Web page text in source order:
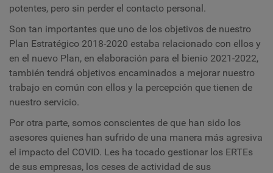
potentes, pero sin perder el contacto personal.
Son tan importantes que uno de los objetivos de nuestro
Plan Estratégico 2018-2020 estaba relacionado con ellos y
en el nuevo Plan, en elaboración para el bienio 2021-2022,
también tendrá objetivos encaminados a mejorar nuestro
trabajo en común con ellos y la percepción que tienen de
nuestro servicio.
Por otra parte, somos conscientes de que han sido los
asesores quienes han sufrido de una manera más agresiva
el impacto del COVID. Les ha tocado gestionar los ERTEs
de sus empresas, los ceses de actividad de sus